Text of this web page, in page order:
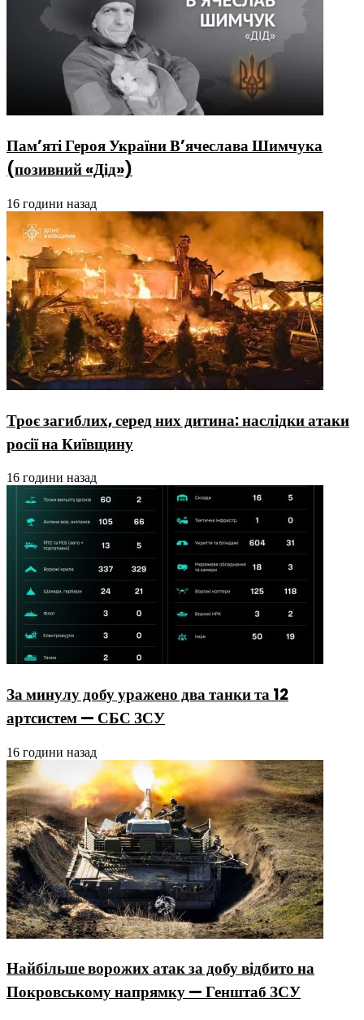
Пам’яті Героя України В’ячеслава Шимчука
(позивний «Дід»)
16 години назад
Троє загиблих, серед них дитина: наслідки атаки
росії на Київщину
16 години назад
За минулу добу уражено два танки та 12
артсистем — СБС ЗСУ
16 години назад
Найбільше ворожих атак за добу відбито на
Покровському напрямку — Генштаб ЗСУ